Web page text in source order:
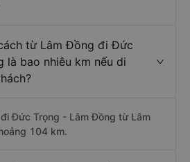
từ Lâm Đồng đi Đức
là bao nhiêu km nếu di
Đức Trọng - Lâm Đồng từ Lâm
104 km.